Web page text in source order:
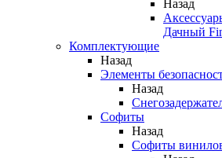
Назад
Дачный
Комплектующие
Назад
Элементы
Назад
Софиты
Назад
Софиты